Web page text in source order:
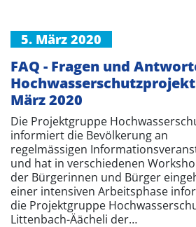
5. März 2020
FAQ - Fragen und
März 2020
Die Projektgruppe
informiert die Bevölkerung an
regelmässigen
und hat in verschiedenen
der Bürgerinnen und Bürger
einer intensiven Arbeitsphase
die Projektgruppe
Littenbach-Äächeli der…